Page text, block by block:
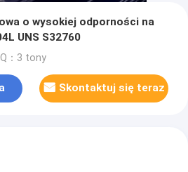
o wysokiej odporności na
UNS S32760
：3 tony
Skontaktuj się teraz